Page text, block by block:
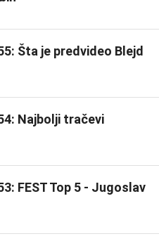
Šta je predvideo Blejd
Najbolji tračevi
FEST Top 5 - Jugoslav